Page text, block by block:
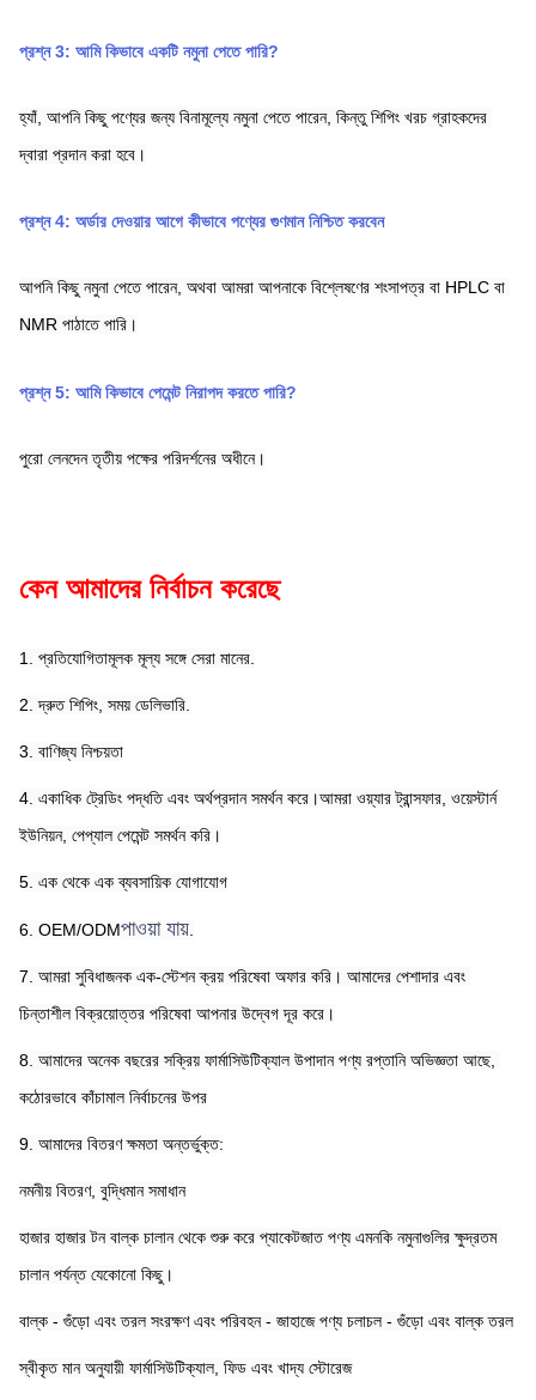
প্রশ্ন 3: আমি কিভাবে একটি নমুনা পেতে পারি?
হ্যাঁ, আপনি কিছু পণ্যের জন্য বিনামূল্যে নমুনা পেতে পারেন, কিন্তু শিপিং খরচ গ্রাহকদের
দ্বারা প্রদান করা হবে।
প্রশ্ন 4: অর্ডার দেওয়ার আগে কীভাবে পণ্যের গুণমান নিশ্চিত করবেন
আপনি কিছু নমুনা পেতে পারেন, অথবা আমরা আপনাকে বিশ্লেষণের শংসাপত্র বা HPLC বা
NMR পাঠাতে পারি।
প্রশ্ন 5: আমি কিভাবে পেমেন্ট নিরাপদ করতে পারি?
পুরো লেনদেন তৃতীয় পক্ষের পরিদর্শনের অধীনে।
কেন আমাদের নির্বাচন করেছে
1. প্রতিযোগিতামূলক মূল্য সঙ্গে সেরা মানের.
2. দ্রুত শিপিং, সময় ডেলিভারি.
3. বাণিজ্য নিশ্চয়তা
4. একাধিক ট্রেডিং পদ্ধতি এবং অর্থপ্রদান সমর্থন করে।আমরা ওয়্যার ট্রান্সফার, ওয়েস্টার্ন
ইউনিয়ন, পেপ্যাল ​​পেমেন্ট সমর্থন করি।
5. এক থেকে এক ব্যবসায়িক যোগাযোগ
6. OEM/ODMপাওয়া যায়
7. আমরা সুবিধাজনক এক-স্টেশন ক্রয় পরিষেবা অফার করি। আমাদের পেশাদার এবং
চিন্তাশীল বিক্রয়োত্তর পরিষেবা আপনার উদ্বেগ দূর করে।
8. আমাদের অনেক বছরের সক্রিয় ফার্মাসিউটিক্যাল উপাদান পণ্য রপ্তানি অভিজ্ঞতা আছে,
কঠোরভাবে কাঁচামাল নির্বাচনের উপর
9. আমাদের বিতরণ ক্ষমতা অন্তর্ভুক্ত:
নমনীয় বিতরণ, বুদ্ধিমান সমাধান
হাজার হাজার টন বাল্ক চালান থেকে শুরু করে প্যাকেটজাত পণ্য এমনকি নমুনাগুলির ক্ষুদ্রতম
চালান পর্যন্ত যেকোনো কিছু।
বাল্ক - গুঁড়ো এবং তরল সংরক্ষণ এবং পরিবহন - জাহাজে পণ্য চলাচল - গুঁড়ো এবং বাল্ক তরল
স্বীকৃত মান অনুযায়ী ফার্মাসিউটিক্যাল, ফিড এবং খাদ্য স্টোরেজ